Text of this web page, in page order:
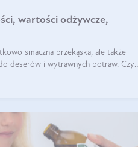
wartości odżywcze,
smaczna przekąska, ale także
deserów i wytrawnych potraw. Czy